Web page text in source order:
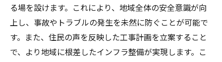
る場を設けます。これにより、地域全体の安全意識が向
上し、事故やトラブルの発生を未然に防ぐことが可能で
す。また、住民の声を反映した工事計画を立案すること
で、より地域に根差したインフラ整備が実現します。こ